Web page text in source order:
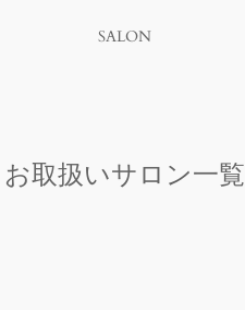
SALON
お取扱いサロン一覧